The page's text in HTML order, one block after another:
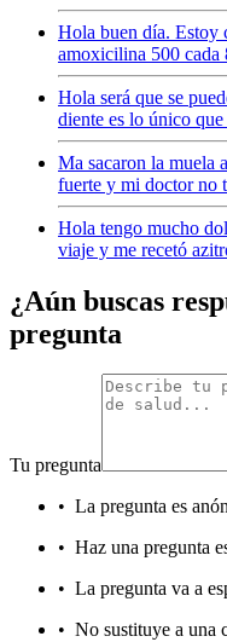
Hola buen día. Estoy
amoxicilina 500 cada
Hola será que se
diente es lo único que
Ma sacaron la muela
fuerte y mi doctor no
Hola tengo mucho
viaje y me recetó
¿Aún buscas
pregunta
Tu pregunta
• La pregunta es
• Haz una pregunta
• La pregunta va a
• No sustituye a una